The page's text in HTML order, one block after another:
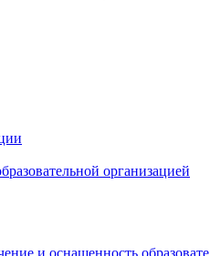
организацией
и оснащенность